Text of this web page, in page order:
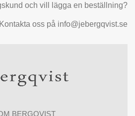
och vill lägga en beställning?
Kontakta oss på info@jebergqvist.se
BERGQVIST